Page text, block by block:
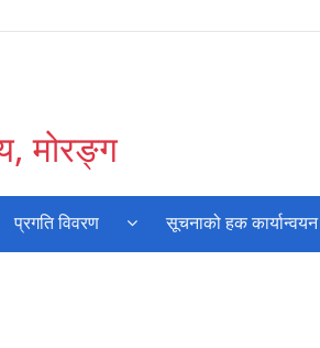
मोरङ्ग
प्रगति विवरण सूचनाको हक कार्यान्वयन